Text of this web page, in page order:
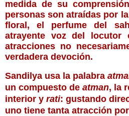
medida de su
personas son atraídas por
floral, el perfume del
atrayente voz del locutor
atracciones no
verdadera devoción.
Sandilya usa la palabra
un compuesto de atman, la
interior y rati: gustando
uno tiene tanta atracción